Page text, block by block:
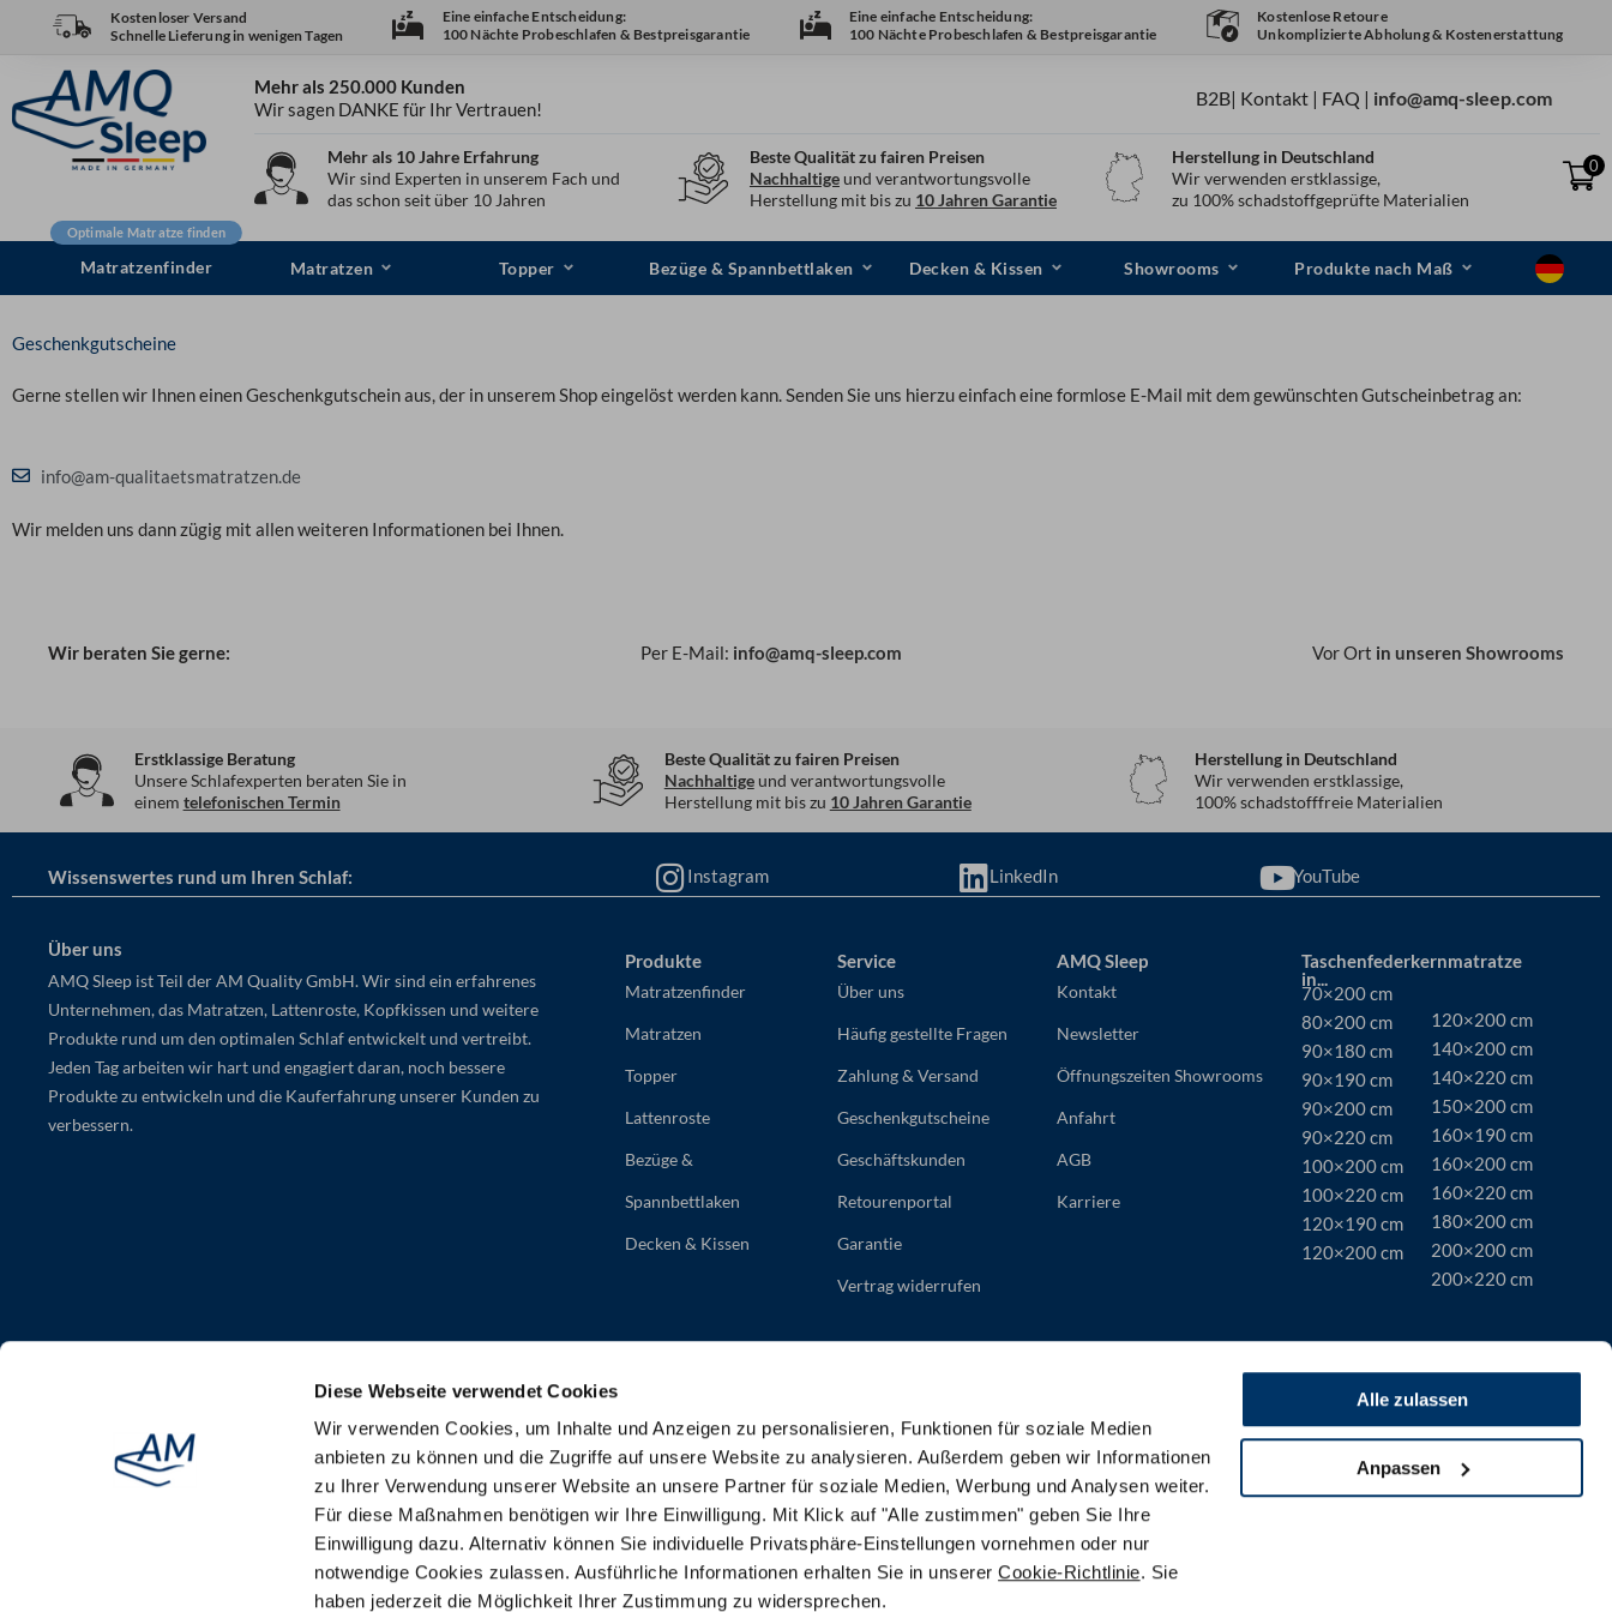
Diese Webseite verwendet Cookies
Wir verwenden Cookies, um Inhalte und Anzeigen zu personalisieren, Funktionen für soziale Medien
anbieten zu können und die Zugriffe auf unsere Website zu analysieren. Außerdem geben wir Informationen
zu Ihrer Verwendung unserer Website an unsere Partner für soziale Medien, Werbung und Analysen weiter.
Für diese Maßnahmen benötigen wir Ihre Einwilligung. Mit Klick auf "Alle zustimmen" geben Sie Ihre
Einwilligung dazu. Alternativ können Sie individuelle Privatsphäre-Einstellungen vornehmen oder nur
notwendige Cookies zulassen. Ausführliche Informationen erhalten Sie in unsererCookie-Richtlinie. Sie
haben jederzeit die Möglichkeit Ihrer Zustimmung zu widersprechen.
Alle zulassen
Anpassen
springen
Kostenloser Versand
Schnelle Lieferung in wenigen Tagen
Eine einfache Entscheidung:
100 Nächte Probeschlafen & Bestpreisgarantie
Eine einfache Entscheidung:
100 Nächte Probeschlafen & Bestpreisgarantie
Kostenlose Retoure
Unkomplizierte Abholung & Kostenerstattung
Mehr als 250.000 Kunden
Wir sagen DANKE für Ihr Vertrauen!
B2B| Kontakt | FAQ | info@amq-sleep.com
Mehr als 10 Jahre Erfahrung
Wir sind Experten in unserem Fach und
das schon seit über 10 Jahren
Herstellung in Deutschland
Wir verwenden erstklassige,
zu 100% schadstoffgeprüfte Materialien
Beste Qualität zu fairen Preisen
Nachhaltigeund verantwortungsvolle
Herstellung mit bis zu 10 Jahren Garantie
0
Optimale Matratze finden
Matratzenfinder Matratzen Topper Bezüge & Spannbettlaken Decken & Kissen Showrooms Produkte nach Maß
Geschenkgutscheine
Gerne stellen wir Ihnen einen Geschenkgutschein aus, der in unserem Shop eingelöst werden kann. Senden Sie uns hierzu einfach eine formlose E-Mail mit dem gewünschten Gutscheinbetrag an:
info@am-qualitaetsmatratzen.de
Wir melden uns dann zügig mit allen weiteren Informationen bei Ihnen.
Wir beraten Sie gerne: Per E-Mail: info@amq-sleep.com Vor Ort in unseren Showrooms
Erstklassige Beratung
Unsere Schlafexperten beraten Sie in
einem telefonischen Termin
Beste Qualität zu fairen Preisen
Nachhaltigeund verantwortungsvolle
Herstellung mit bis zu 10 Jahren Garantie
Herstellung in Deutschland
Wir verwenden erstklassige,
100% schadstofffreie Materialien
Wissenswertes rund um Ihren Schlaf: Instagram LinkedIn YouTube
Über uns
AMQ Sleep ist Teil der AM Quality GmbH. Wir sind ein erfahrenes
Unternehmen, das Matratzen, Lattenroste, Kopfkissen und weitere
Produkte rund um den optimalen Schlaf entwickelt und vertreibt.
Jeden Tag arbeiten wir hart und engagiert daran, noch bessere
Produkte zu entwickeln und die Kauferfahrung unserer Kunden zu
verbessern.
Produkte
Matratzenfinder
Matratzen
Topper
Lattenroste
Bezüge &
Spannbettlaken
Decken & Kissen
Service
Über uns
Häufig gestellte Fragen
Zahlung & Versand
Geschenkgutscheine
Geschäftskunden
Retourenportal
Garantie
Vertrag widerrufen
AMQ Sleep
Kontakt
Newsletter
Öffnungszeiten Showrooms
Anfahrt
AGB
Karriere
Taschenfederkernmatratze
in...
70×200 cm
80×200 cm
90×180 cm
90×190 cm
90×200 cm
90×220 cm
100×200 cm
100×220 cm
120×190 cm
120×200 cm
120×200 cm
140×200 cm
140×220 cm
150×200 cm
160×190 cm
160×200 cm
160×220 cm
180×200 cm
200×200 cm
200×220 cm
Schnelle Lieferung:
Impressum Barrierefreiheit